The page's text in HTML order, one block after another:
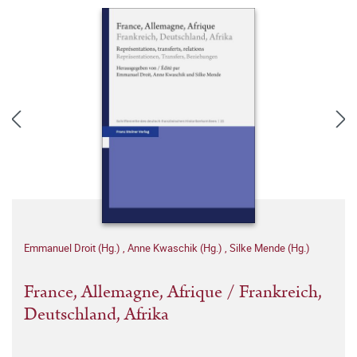
Emmanuel Droit (Hg.) , Anne Kwaschik (Hg.) , Silke Mende (Hg.)
France, Allemagne, Afrique / Frankreich,
Deutschland, Afrika